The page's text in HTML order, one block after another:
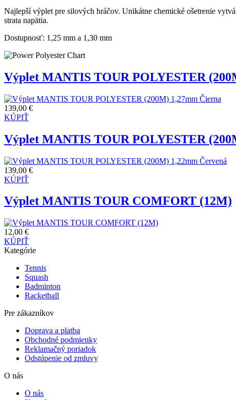
Najlepší výplet pre silových hráčov. Unikátne chemické ošetrenie
strata napätia.
Dostupnosť: 1,25 mm a 1,30 mm
Výplet MANTIS TOUR POLYESTER
139,00 €
KÚPIŤ
Výplet MANTIS TOUR POLYESTER
139,00 €
KÚPIŤ
Výplet MANTIS TOUR COMFORT (12M)
12,00 €
KÚPIŤ
Kategórie
Tennis
Squash
Badminton
Racketball
Pre zákazníkov
Doprava a platba
Obchodné podmienky
Reklamačný poriadok
Odstúpenie od zmluvy
O nás
O nás